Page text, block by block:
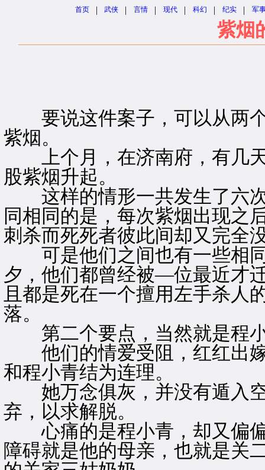
首页 | 武侠 | 言情 | 现代 | 科幻 | 纪实 | 军
紫烟
要说这件案子，可以从两个
紫烟。
上个月，在济南府，有几天
股紫烟升起。
这样的情形一共发生了六次
同相同的是，每次紫烟出现之
刺杀而死死者彼此间却又完全
可是他们之间也有一些相同
夕，他们都曾经被—位最近才
且都是死在一个擅用左手杀人
落。
第二个要点，当然就是程小
他们的情爱受阻，红红出嫁
和程小青结为连理。
她万念俱灰，并没有遁入空
弃，以求解脱。
心痛的是程小青，却又偏偏
障碍就是他的母亲，也就是关